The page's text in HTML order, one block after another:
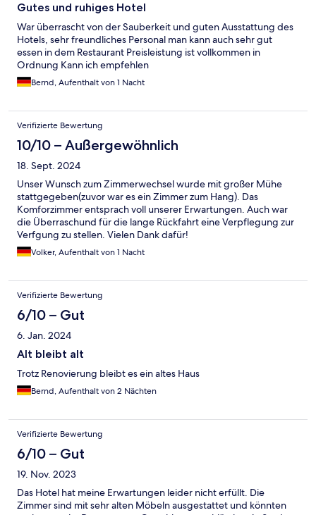
Gutes und ruhiges Hotel
War überrascht von der Sauberkeit und guten Ausstattung des
Hotels, sehr freundliches Personal man kann auch sehr gut
essen in dem Restaurant Preisleistung ist vollkommen in
Ordnung Kann ich empfehlen
Bernd, Aufenthalt von 1 Nacht
Verifizierte Bewertung
10/10 – Außergewöhnlich
18. Sept. 2024
Unser Wunsch zum Zimmerwechsel wurde mit großer Mühe
stattgegeben(zuvor war es ein Zimmer zum Hang). Das
Komforzimmer entsprach voll unserer Erwartungen. Auch war
die Überraschund für die lange Rückfahrt eine Verpflegung zur
Verfgung zu stellen. Vielen Dank dafür!
Volker, Aufenthalt von 1 Nacht
Verifizierte Bewertung
6/10 – Gut
6. Jan. 2024
Alt bleibt alt
Trotz Renovierung bleibt es ein altes Haus
Bernd, Aufenthalt von 2 Nächten
Verifizierte Bewertung
6/10 – Gut
19. Nov. 2023
Das Hotel hat meine Erwartungen leider nicht erfüllt. Die
Zimmer sind mit sehr alten Möbeln ausgestattet und könnten